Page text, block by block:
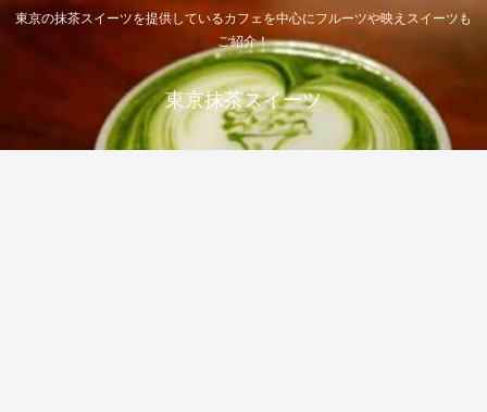
東京の抹茶スイーツを提供しているカフェを中心にフルーツや映えスイーツも
ご紹介！
東京抹茶スイーツ